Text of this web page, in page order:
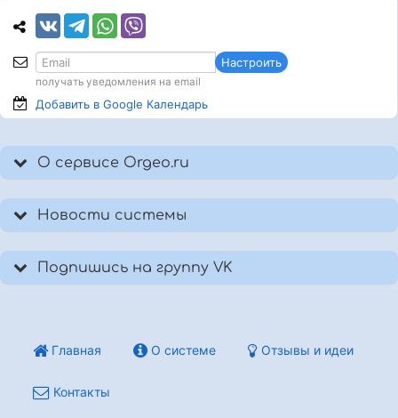
Настроить
получать уведомления на email
Добавить в Google Календарь
О сервисе Orgeo.ru
Новости системы
Подпишись на группу VK
Главная О системе Отзывы и идеи
Контакты